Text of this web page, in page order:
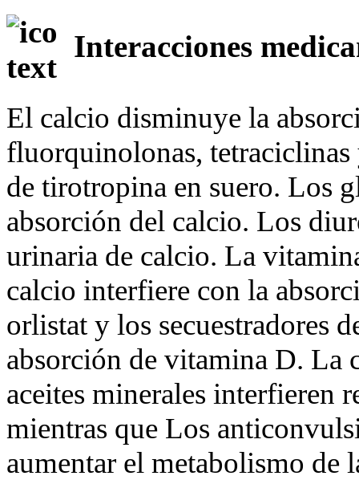
Interacciones
El calcio disminuye la
fluorquinolonas,
de tirotropina en suero. Los
absorción del calcio. Los
urinaria de calcio. La
calcio interfiere con la
orlistat y los secuestradores
absorción de vitamina D. La
aceites minerales interfieren
mientras que Los
aumentar el metabolismo de